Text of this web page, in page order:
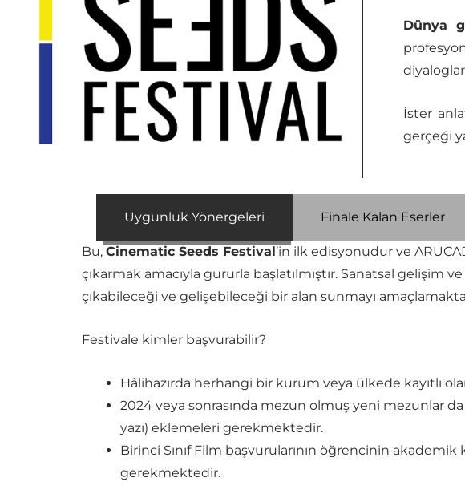
Dünya
İster
gerçeği
Uygunluk Yönergeleri Finale Kalan Eserler
Bu, Cinematic Seeds Festival’in ilk edisyonudur ve
çıkarmak amacıyla gururla başlatılmıştır. Sanatsal
çıkabileceği ve gelişebileceği bir alan sunmayı
Festivale kimler başvurabilir?
Hâlihazırda herhangi bir kurum veya ülkede kayıtlı
2024 veya sonrasında mezun olmuş yeni mezunlar
yazı) eklemeleri gerekmektedir.
Birinci Sınıf Film başvurularının öğrencinin
gerekmektedir.